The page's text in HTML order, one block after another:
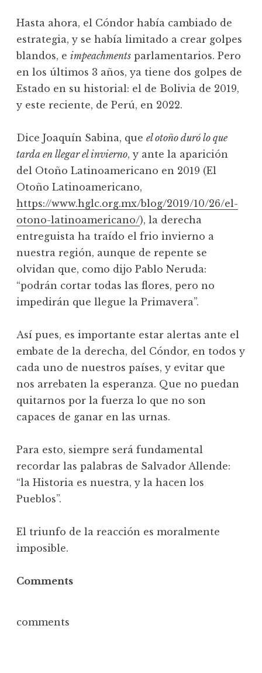
Hasta ahora, el Cóndor había cambiado de
estrategia, y se había limitado a crear golpes
blandos, e impeachments parlamentarios. Pero
en los últimos 3 años, ya tiene dos golpes de
Estado en su historial: el de Bolivia de 2019,
y este reciente, de Perú, en 2022.
Dice Joaquín Sabina, que el otoño duró lo que
tarda en llegar el invierno, y ante la aparición
del Otoño Latinoamericano en 2019 (El
Otoño Latinoamericano,
https://www.hglc.org.mx/blog/2019/10/26/el-
otono-latinoamericano/), la derecha
entreguista ha traído el frio invierno a
nuestra región, aunque de repente se
olvidan que, como dijo Pablo Neruda:
“podrán cortar todas las flores, pero no
impedirán que llegue la Primavera”.
Así pues, es importante estar alertas ante el
embate de la derecha, del Cóndor, en todos y
cada uno de nuestros países, y evitar que
nos arrebaten la esperanza. Que no puedan
quitarnos por la fuerza lo que no son
capaces de ganar en las urnas.
Para esto, siempre será fundamental
recordar las palabras de Salvador Allende:
“la Historia es nuestra, y la hacen los
Pueblos”.
El triunfo de la reacción es moralmente
imposible.
Comments
comments